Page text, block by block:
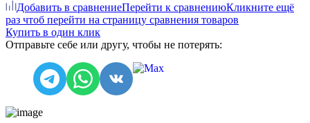
Добавить в сравнениеПерейти к сравнениюКликните ещё
раз чтоб перейти на страницу сравнения товаров
Купить в один клик
Отправьте себе или другу, чтобы не потерять: